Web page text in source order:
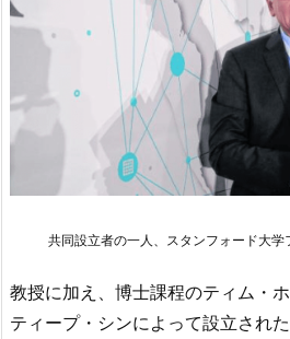
共同設立者の一人、スタンフォード大学
教授に加え、博士課程のティム・
ティープ・シンによって設立された